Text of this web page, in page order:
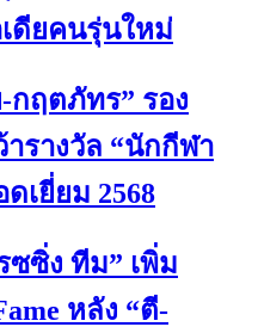
ดียคนรุ่นใหม่
กฤตภัทร” รอง
ารางวัล “นักกีฬา
เยี่ยม 2568
ซซิ่ง ทีม” เพิ่ม
หลัง “ตี-